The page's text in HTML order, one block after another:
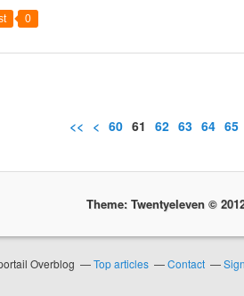
0
<< < 10
20
30
40
50
60 61 62 63 64 65
Theme: Twentyeleven ©
Overblog Top articles Contact